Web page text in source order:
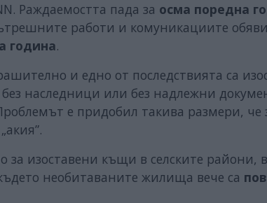
Раждаемостта пада за осма поредна
работи и комуникациите
година.
и едно от последствията са
наследници или без надлежни
е придобил такива размери,
изоставени къщи в селските райони,
необитаваните жилища вече са